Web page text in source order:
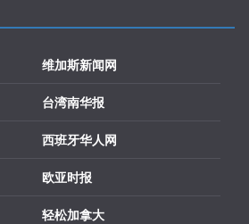
维加斯新闻网
台湾南华报
西班牙华人网
欧亚时报
轻松加拿大